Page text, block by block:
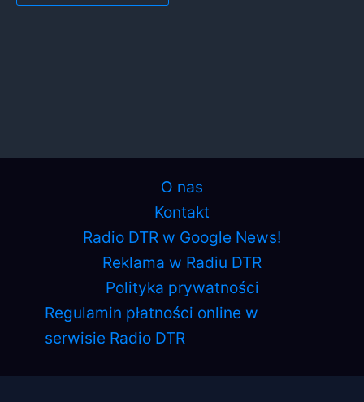
O nas
Kontakt
Radio DTR w Google News!
Reklama w Radiu DTR
Polityka prywatności
Regulamin płatności online w
serwisie Radio DTR